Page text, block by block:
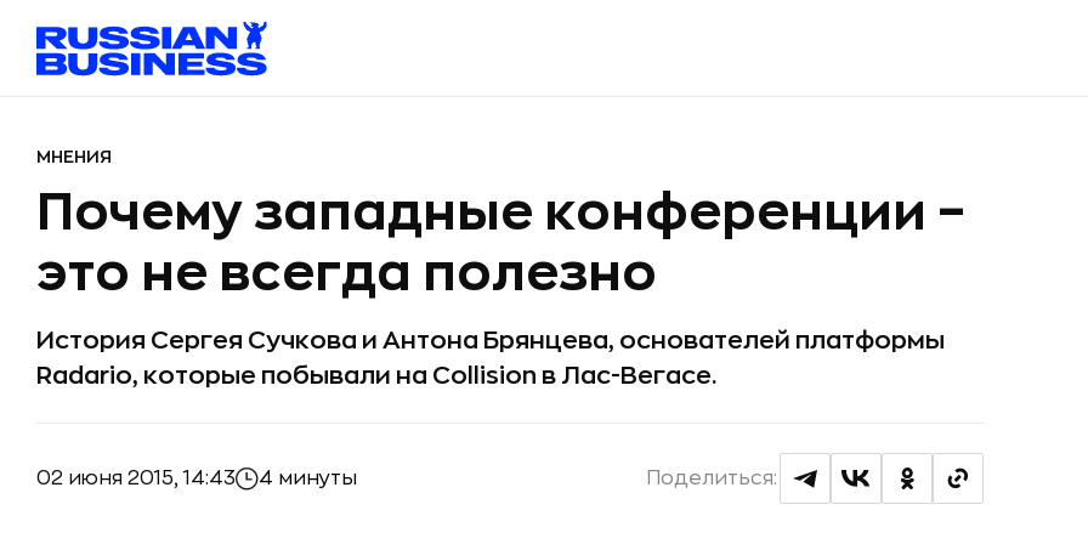
МНЕНИЯ
Почему западные конференции –
это не всегда полезно
История Сергея Сучкова и Антона Брянцева, основателей платформы
Radario, которые побывали на Collision в Лас-Вегасе.
02 июня 2015, 14:43 4 минуты Поделиться: